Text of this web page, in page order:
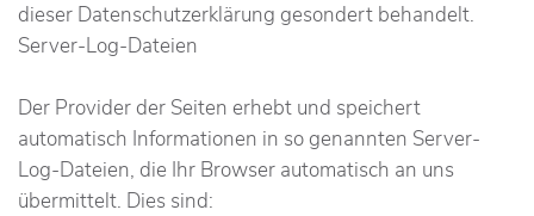
dieser Datenschutzerklärung gesondert behandelt.
Server-Log-Dateien
Der Provider der Seiten erhebt und speichert
automatisch Informationen in so genannten Server-
Log-Dateien, die Ihr Browser automatisch an uns
übermittelt. Dies sind: